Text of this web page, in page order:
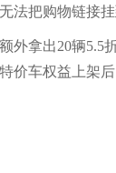
法把购物链接挂
拿出20辆5.5
价车权益上架